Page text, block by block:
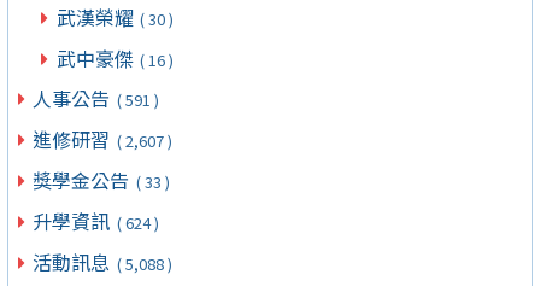
武漢榮耀 ( 30 )
武中豪傑 ( 16 )
人事公告 ( 591 )
進修研習 ( 2,607 )
獎學金公告 ( 33 )
升學資訊 ( 624 )
活動訊息 ( 5,088 )